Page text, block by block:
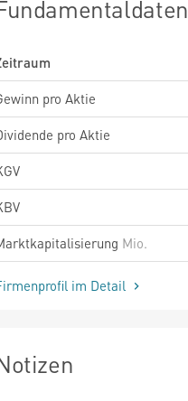
pro Aktie
pro Aktie
Mio.
im Detail